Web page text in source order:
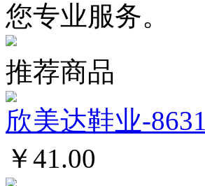
您专业服务。
推荐商品
欣美达鞋业-8631
￥41.00